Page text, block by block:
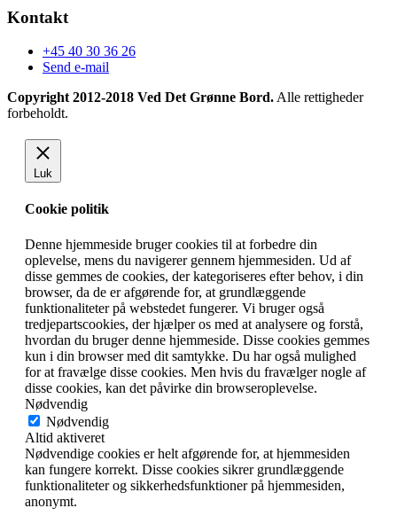
Kontakt
+45 40 30 36 26
Send e-mail
Copyright 2012-2018 Ved Det Grønne Bord. Alle rettigheder
forbeholdt.
Luk
Cookie politik
Denne hjemmeside bruger cookies til at forbedre din
oplevelse, mens du navigerer gennem hjemmesiden. Ud af
disse gemmes de cookies, der kategoriseres efter behov, i din
browser, da de er afgørende for, at grundlæggende
funktionaliteter på webstedet fungerer. Vi bruger også
tredjepartscookies, der hjælper os med at analysere og forstå,
hvordan du bruger denne hjemmeside. Disse cookies gemmes
kun i din browser med dit samtykke. Du har også mulighed
for at fravælge disse cookies. Men hvis du fravælger nogle af
disse cookies, kan det påvirke din browseroplevelse.
Nødvendig
Nødvendig
Altid aktiveret
Nødvendige cookies er helt afgørende for, at hjemmesiden
kan fungere korrekt. Disse cookies sikrer grundlæggende
funktionaliteter og sikkerhedsfunktioner på hjemmesiden,
anonymt.